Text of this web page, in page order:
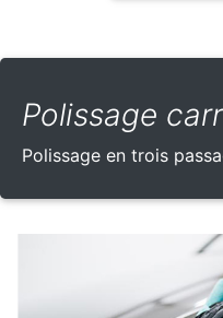
Polissage
Polissage en trois